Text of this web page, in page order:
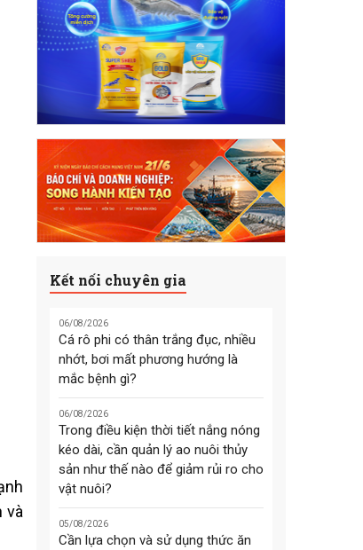
và
Kết nối chuyên gia
06/08/2026
Cá rô phi có thân trắng đục, nhiều
nhớt, bơi mất phương hướng là
mắc bệnh gì?
06/08/2026
Trong điều kiện thời tiết nắng nóng
kéo dài, cần quản lý ao nuôi thủy
sản như thế nào để giảm rủi ro cho
vật nuôi?
05/08/2026
Cần lựa chọn và sử dụng thức ăn